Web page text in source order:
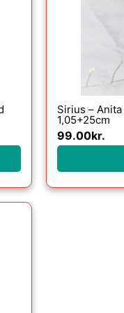
Sirius –
1,05+25cm
99.00kr.